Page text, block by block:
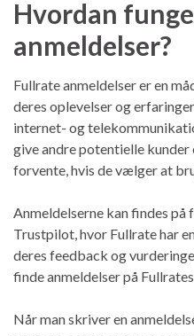
Hvordan
anmeldelser?
Fullrate anmeldelser er en
deres oplevelser og
internet- og
give andre potentielle kunder
forvente, hvis de vælger at
Anmeldelserne kan findes
Trustpilot, hvor Fullrate har
deres feedback og
finde anmeldelser på
Når man skriver en